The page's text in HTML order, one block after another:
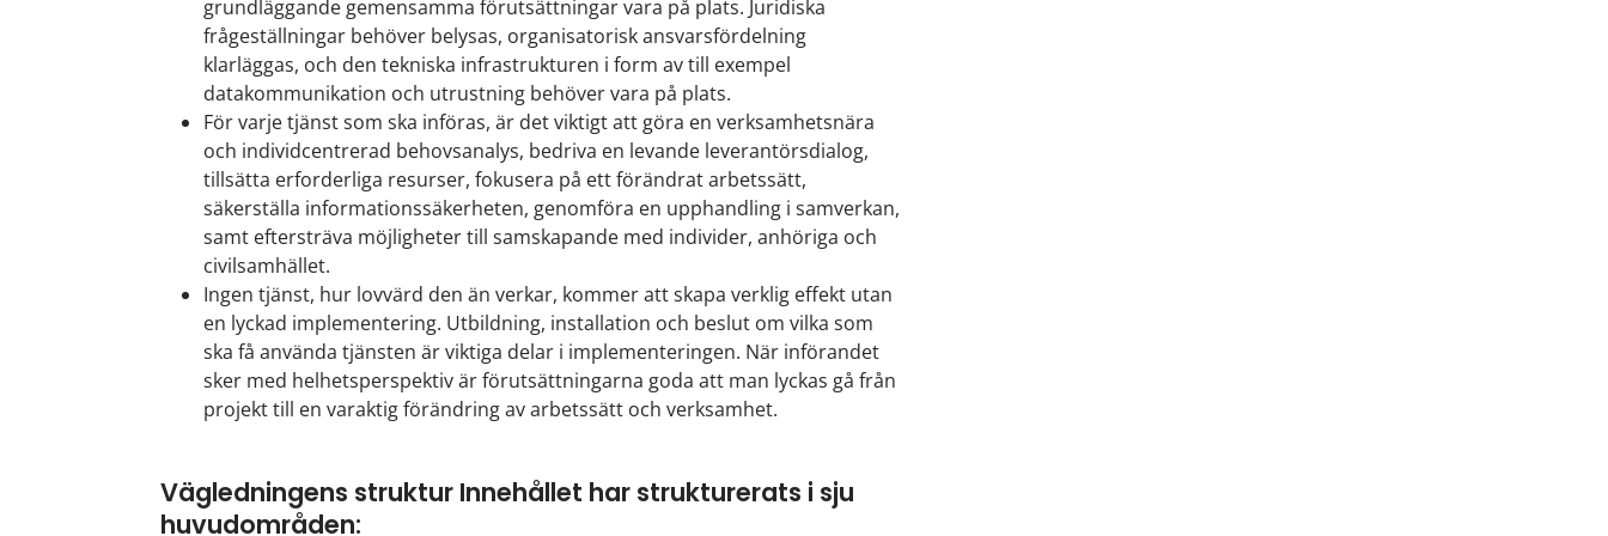
grundläggande gemensamma förutsättningar vara på plats. Juridiska
frågeställningar behöver belysas, organisatorisk ansvarsfördelning
klarläggas, och den tekniska infrastrukturen i form av till exempel
datakommunikation och utrustning behöver vara på plats.
För varje tjänst som ska införas, är det viktigt att göra en verksamhetsnära
och individcentrerad behovsanalys, bedriva en levande leverantörsdialog,
tillsätta erforderliga resurser, fokusera på ett förändrat arbetssätt,
säkerställa informationssäkerheten, genomföra en upphandling i samverkan,
samt eftersträva möjligheter till samskapande med individer, anhöriga och
civilsamhället.
Ingen tjänst, hur lovvärd den än verkar, kommer att skapa verklig effekt utan
en lyckad implementering. Utbildning, installation och beslut om vilka som
ska få använda tjänsten är viktiga delar i implementeringen. När införandet
sker med helhetsperspektiv är förutsättningarna goda att man lyckas gå från
projekt till en varaktig förändring av arbetssätt och verksamhet.
Vägledningens struktur Innehållet har strukturerats i sju
huvudområden: